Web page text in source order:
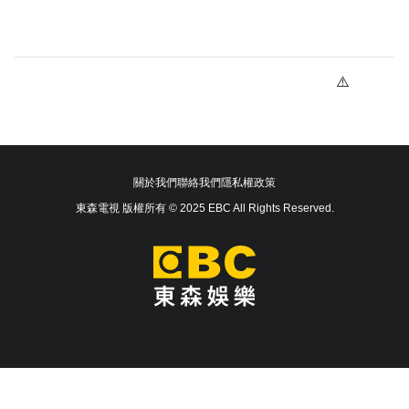
關於我們聯絡我們隱私權政策
東森電視 版權所有 © 2025 EBC All Rights Reserved.